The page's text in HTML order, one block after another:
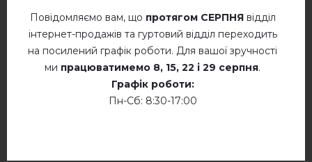
Опис
ВІДГУКИ ПРО ДАРИНА (МОЛОЧНА)
Немає відгуків про цей товар.
Не сушити у барабанній сушці
Суха хімчистка
Сушити у розкладеному стані
Сушити розвішеними
Повідомляємо вам, що протягом СЕРПНЯвідділ
інтернет-продажів та гуртовий відділ переходить
на посилений графік роботи. Для вашої зручності
ми працюватимемо 8, 15, 22 і 29 серпня.
Графік роботи:
Пн-Сб: 8:30-17:00